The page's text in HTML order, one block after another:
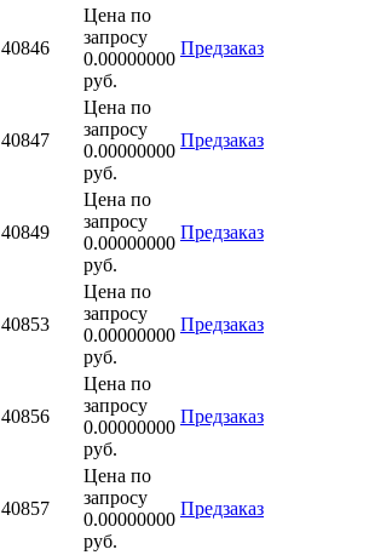
40846
Цена по
запросу
0.00000000
руб.
Предзаказ
40847
Цена по
запросу
0.00000000
руб.
Предзаказ
40849
Цена по
запросу
0.00000000
руб.
Предзаказ
40853
Цена по
запросу
0.00000000
руб.
Предзаказ
40856
Цена по
запросу
0.00000000
руб.
Предзаказ
40857
Цена по
запросу
0.00000000
руб.
Предзаказ